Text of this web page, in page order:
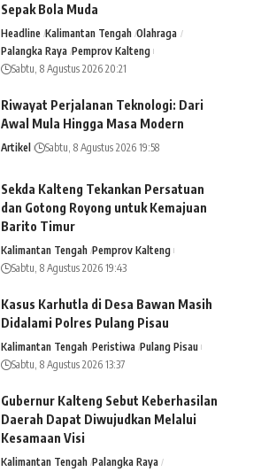
Sepak Bola Muda
Headline Kalimantan Tengah Olahraga
Palangka Raya Pemprov Kalteng
Sabtu, 8 Agustus 2026 20:21
Riwayat Perjalanan Teknologi: Dari
Awal Mula Hingga Masa Modern
Artikel Sabtu, 8 Agustus 2026 19:58
Sekda Kalteng Tekankan Persatuan
dan Gotong Royong untuk Kemajuan
Barito Timur
Kalimantan Tengah Pemprov Kalteng
Sabtu, 8 Agustus 2026 19:43
Kasus Karhutla di Desa Bawan Masih
Didalami Polres Pulang Pisau
Kalimantan Tengah Peristiwa Pulang Pisau
Sabtu, 8 Agustus 2026 13:37
Gubernur Kalteng Sebut Keberhasilan
Daerah Dapat Diwujudkan Melalui
Kesamaan Visi
Kalimantan Tengah Palangka Raya